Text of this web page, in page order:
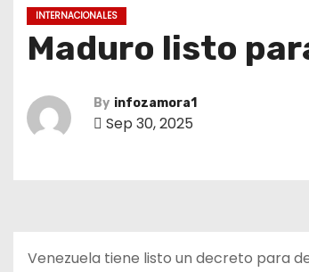
INTERNACIONALES
Maduro listo
By infozamora1
Sep 30, 2025
Venezuela tiene listo un decreto para